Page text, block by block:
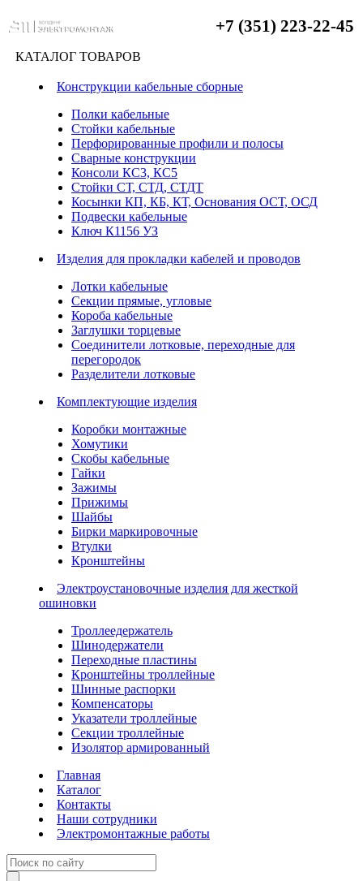
+7 (351) 223-22-45
КАТАЛОГ ТОВАРОВ
Конструкции кабельные сборные
Полки кабельные
Стойки кабельные
Перфорированные профили и полосы
Сварные конструкции
Консоли КС3, КС5
Стойки СТ, СТД, СТДТ
Косынки КП, КБ, КТ, Основания ОСТ, ОСД
Подвески кабельные
Ключ К1156 УЗ
Изделия для прокладки кабелей и проводов
Лотки кабельные
Секции прямые, угловые
Короба кабельные
Заглушки торцевые
Соединители лотковые, переходные для
перегородок
Разделители лотковые
Комплектующие изделия
Коробки монтажные
Хомутики
Скобы кабельные
Гайки
Зажимы
Прижимы
Шайбы
Бирки маркировочные
Втулки
Кронштейны
Электроустановочные изделия для жесткой
ошиновки
Троллеедержатель
Шинодержатели
Переходные пластины
Кронштейны троллейные
Шинные распорки
Компенсаторы
Указатели троллейные
Секции троллейные
Изолятор армированный
Главная
Каталог
Контакты
Наши сотрудники
Электромонтажные работы